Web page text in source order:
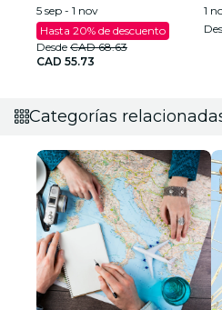
5 sep - 1 nov
Hasta 20% de descuento
Desde CAD 68.63
CAD 55.73
1
Categorías